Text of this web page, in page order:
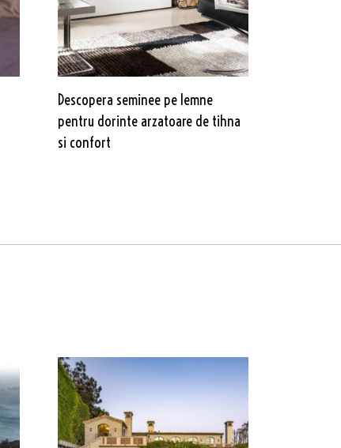
Descopera seminee pe lemne
pentru dorinte arzatoare de tihna
si confort